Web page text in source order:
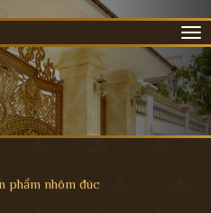
phẩm nhôm đúc